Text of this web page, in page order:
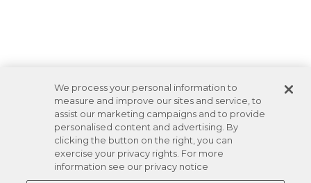
We process your personal information to
measure and improve our sites and service, to
assist our marketing campaigns and to provide
personalised content and advertising. By
clicking the button on the right, you can
exercise your privacy rights. For more
information see our privacy notice